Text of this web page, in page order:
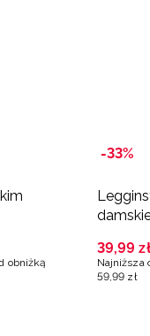
obniżką
-33%
39,99
Najniższa
59,99 zł